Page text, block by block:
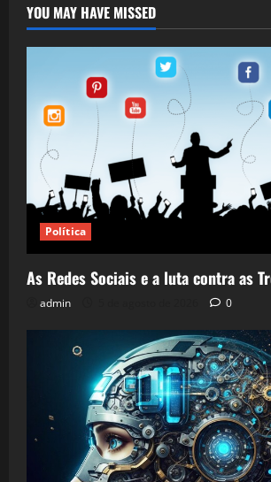
YOU MAY HAVE MISSED
Política
As Redes Sociais e a luta contra as
admin 0